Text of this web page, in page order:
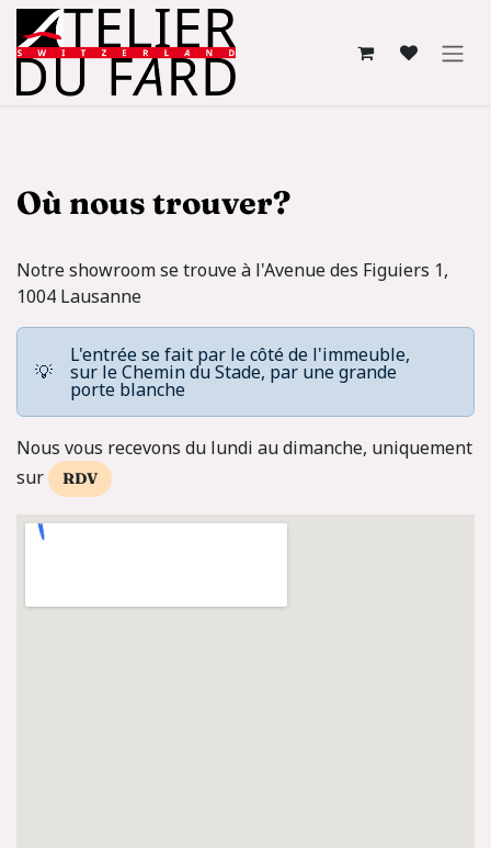
Se rendre au contenu
Où nous trouver?
Notre showroom se trouve à l'Avenue des Figuiers 1,
1004 Lausanne
💡
L'entrée se fait par le côté de l'immeuble,
sur le Chemin du Stade, par une grande
porte blanche
Nous vous recevons du lundi au dimanche, uniquement
sur
RDV